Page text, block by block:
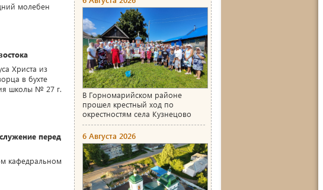
молебен
Христа из
в бухте
школы № 27 г.
перед
кафедральном
В Горномарийском районе
прошел крестный ход по
окрестностям села Кузнецово
6 Августа 2026